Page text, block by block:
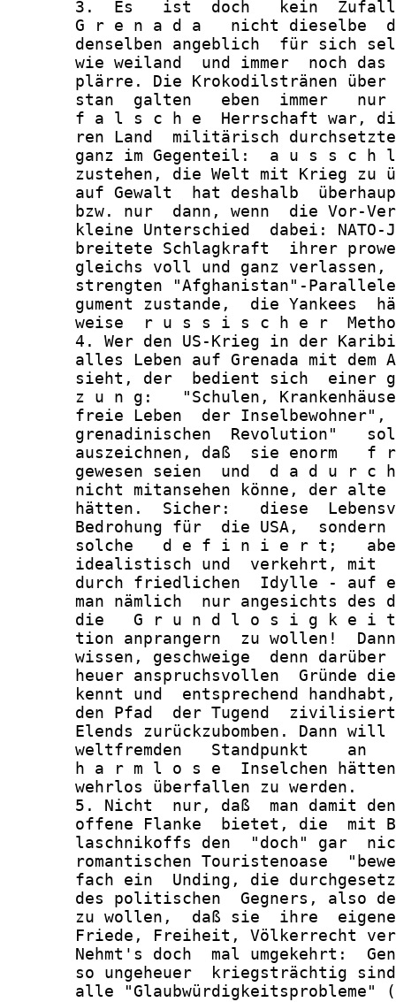
3.  Es   ist  doch   kein
G r e n a d a   nicht dieselbe
denselben angeblich  für sich
wie weiland  und immer  noch
plärre. Die Krokodilstränen
stan  galten   eben  immer
f a l s c h e  Herrschaft war,
ren Land  militärisch
ganz im Gegenteil:  a u s s c h
zustehen, die Welt mit Krieg zu
auf Gewalt  hat deshalb
bzw. nur  dann, wenn  die Vor-
kleine Unterschied  dabei:
breitete Schlagkraft  ihrer
gleichs voll und ganz
strengten "Afghanistan"-
gument zustande,  die Yankees
weise  r u s s i s c h e r
4. Wer den US-Krieg in der
alles Leben auf Grenada mit dem
sieht, der  bedient sich  einer
z u n g:   "Schulen,
freie Leben  der
grenadinischen  Revolution"
auszeichnen, daß  sie enorm   f
gewesen seien  und  d a d u r c
nicht mitansehen könne, der
hätten.  Sicher:   diese
Bedrohung für  die USA,
solche   d e f i n i e r t;
idealistisch und  verkehrt, mit
durch friedlichen  Idylle - auf
man nämlich  nur angesichts des
die   G r u n d l o s i g k e i
tion anprangern  zu wollen!
wissen, geschweige  denn
heuer anspruchsvollen  Gründe
kennt und  entsprechend
den Pfad  der Tugend
Elends zurückzubomben. Dann
weltfremden   Standpunkt    an
h a r m l o s e  Inselchen
       wehrlos überfallen zu werden.
5. Nicht  nur, daß  man damit
offene Flanke  bietet, die  mit
laschnikoffs den  "doch" gar
romantischen Touristenoase
fach ein  Unding, die
des politischen  Gegners, also
zu wollen,  daß sie  ihre
Friede, Freiheit, Völkerrecht
Nehmt's doch  mal umgekehrt:
so ungeheuer  kriegsträchtig
alle "Glaubwürdigkeitsprobleme"